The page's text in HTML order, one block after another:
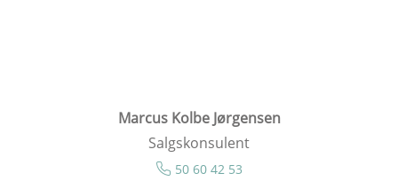
Marcus Kolbe Jørgensen
Salgskonsulent
50 60 42 53